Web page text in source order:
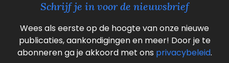
Schrijf je in voor de nieuwsbrief
Wees als eerste op de hoogte van onze nieuwe
publicaties, aankondigingen en meer! Door je te
abonneren ga je akkoord met ons privacybeleid.